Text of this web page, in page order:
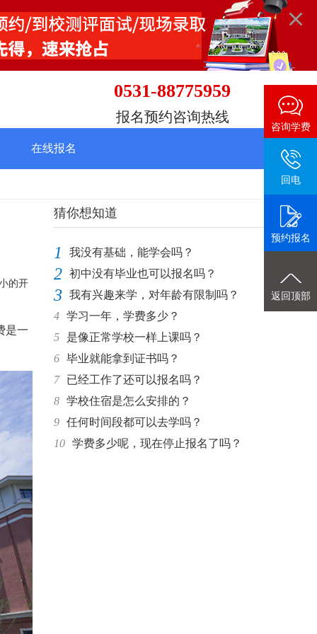
0531-88775959
报名预约咨询热线
在线报名
的开
是一
猜你想知道
1 我没有基础，能学会吗？
2 初中没有毕业也可以报名吗？
3 我有兴趣来学，对年龄有限制吗？
4 学习一年，学费多少？
5
是像正常学校一样上课吗？
6 毕业就能拿到证书吗？
7
已经工作了还可以报名吗？
8 学校住宿是怎么安排的？
9 任何时间段都可以去学吗？
10 学费多少呢，现在停止报名了吗？
咨询学费
回电
预约报名
返回顶部